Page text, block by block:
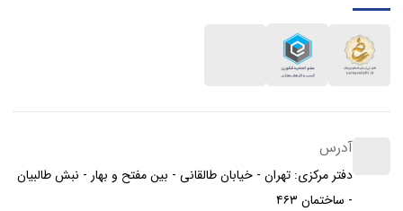
آدرس
دفتر مرکزی: تهران - خیابان طالقانی - بین مفتح و بهار - نبش طالبیان
- ساختمان ۴۶۳